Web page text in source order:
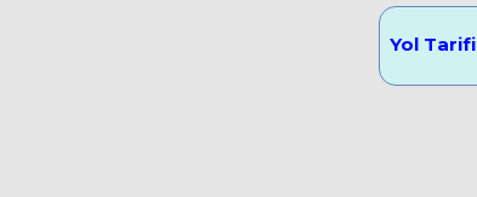
Yol Tarifi